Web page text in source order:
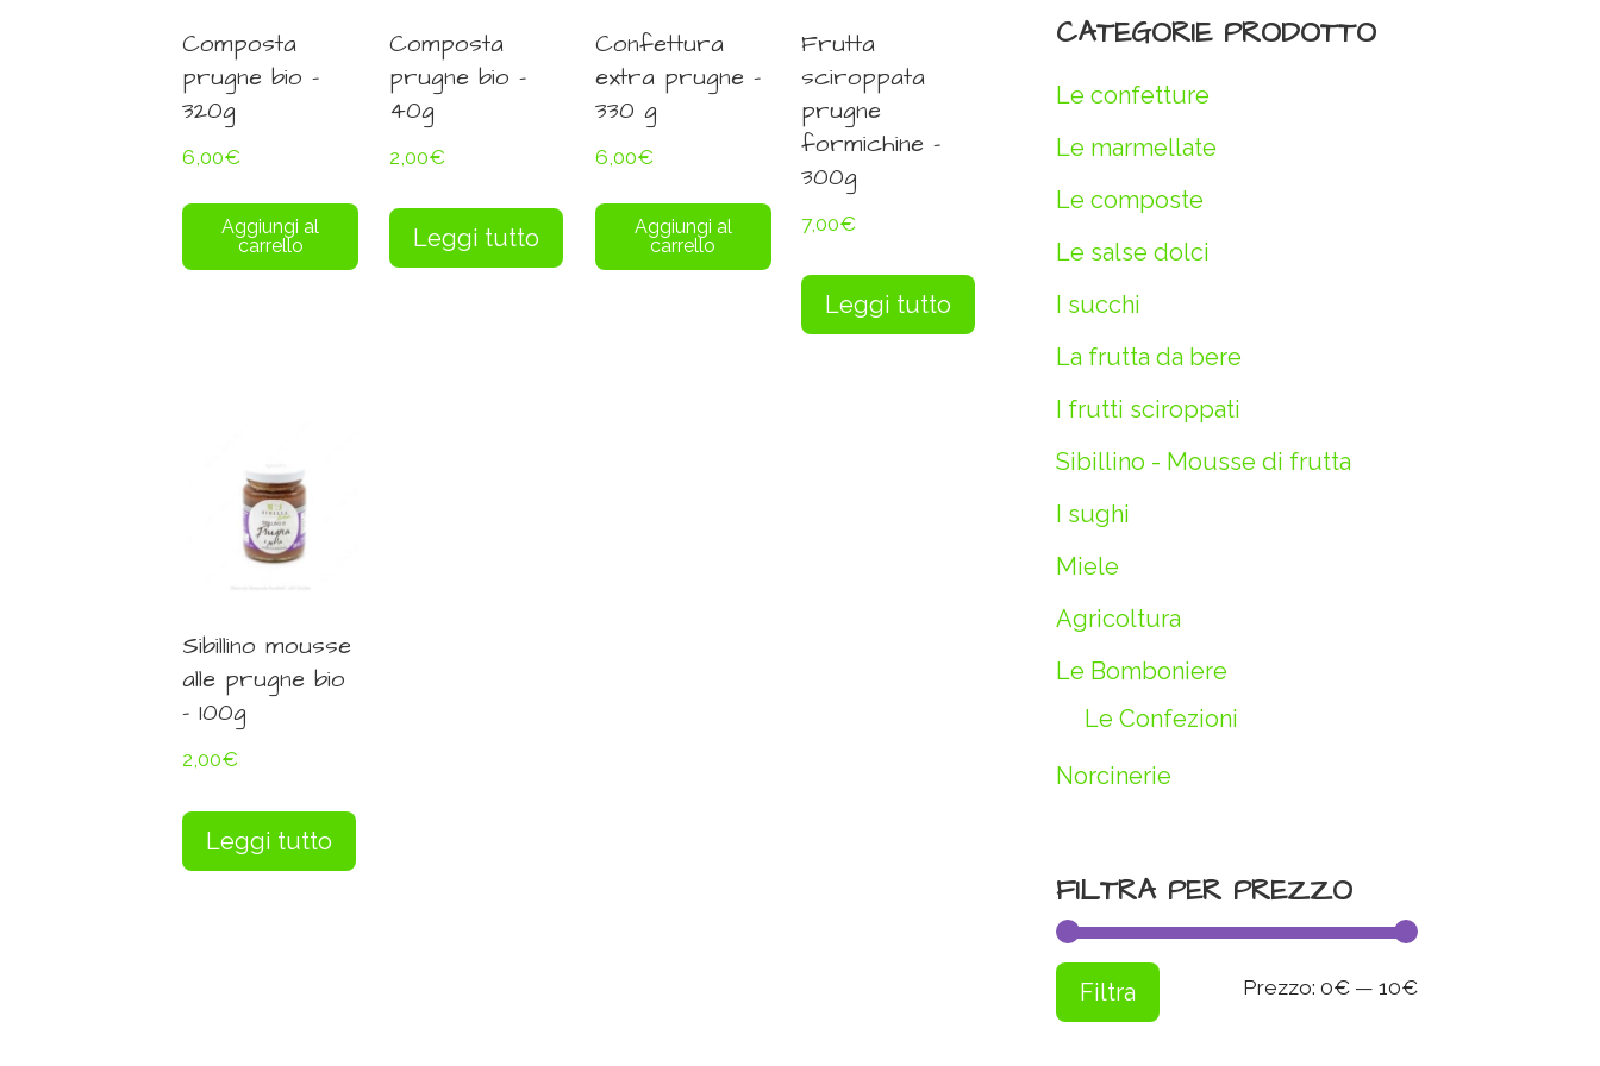
Composta
prugne bio –
320g
6,00€
Aggiungi al
carrello
Composta
prugne bio –
40g
2,00€
Leggi tutto
Confettura
extra prugne –
330 g
6,00€
Aggiungi al
carrello
Frutta
sciroppata
prugne
formichine –
300g
7,00€
Leggi tutto
Sibillino mousse
alle prugne bio
– 100g
2,00€
Leggi tutto
CATEGORIE PRODOTTO
Le confetture
Le marmellate
Le composte
Le salse dolci
I succhi
La frutta da bere
I frutti sciroppati
Sibillino - Mousse di frutta
I sughi
Miele
Agricoltura
Le Bomboniere
Le Confezioni
Norcinerie
FILTRA PER PREZZO
Prezzo
Prezzo
Filtra Prezzo: 0€— 10€